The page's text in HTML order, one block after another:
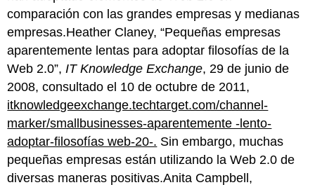
comparación con las grandes empresas y medianas
empresas.Heather Claney, “Pequeñas empresas
aparentemente lentas para adoptar filosofías de la
Web 2.0”, IT Knowledge Exchange, 29 de junio de
2008, consultado el 10 de octubre de 2011,
itknowledgeexchange.techtarget.com/channel-
marker/smallbusinesses-aparentemente -lento-
adoptar-filosofías web-20-. Sin embargo, muchas
pequeñas empresas están utilizando la Web 2.0 de
diversas maneras positivas.Anita Campbell,